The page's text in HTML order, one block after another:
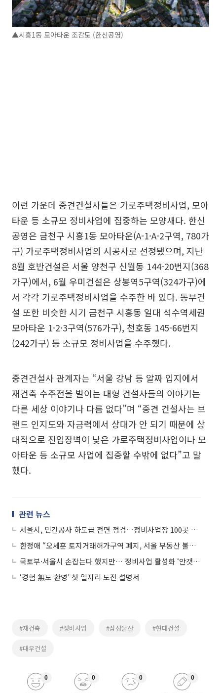
▲시흥1동 모아타운 조감도 (한신공영)
이런 가운데 중견건설사들은 가로주택정비사업, 모아
타운 등 소규모 정비사업에 집중하는 모양새다. 한신
공영은 금천구 시흥1동 모아타운(A-1·A-2구역, 780가
구) 가로주택정비사업의 시공사로 선정됐으며, 지난
8월 호반건설은 서울 양천구 신월동 144-20번지(368
가구)에서, 6월 우미건설은 상봉역5구역(324가구)에
서 각각 가로주택정비사업을 수주한 바 있다. 동부건
설 또한 비슷한 시기 금천구 시흥동 일대 석수역세권
모아타운 1·2·3구역(576가구), 천호동 145-66번지
(242가구) 등 소규모 정비사업을 수주했다.
중견건설사 관계자는 “서울 강남 등 알짜 입지에서
재건축 수주전을 벌이는 대형 건설사들의 이야기는
다른 세상 이야기나 다름 없다”며 “중견 건설사는 브
랜드 인지도와 자금력에서 상대가 안 되기 때문에 상
대적으로 진입장벽이 낮은 가로주택정비사업이나 모
아타운 등 소규모 사업에 집중할 수밖에 없다”고 말
했다.
관련 뉴스
서울시, 민간공사 하도급 전면 점검…정비사업장 100곳 합동단속
한정애 “오세훈 토지거래허가구역 폐지, 서울 부동산 불장 만들어”
국토부·서울시 손잡는다 했지만… 정비사업 활성화 ‘안갯속’
‘경험 無도 환영’ 첫 일자리 도전 설명서
#재건축 #정비사업 #삼성물산 #현대건설
#대우건설
0 0 0 0